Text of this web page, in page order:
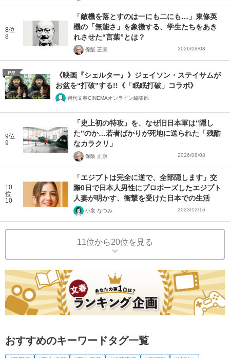
8位
8
「敵機を落とすのは一にも二にも…」東條英
機の「無能さ」を象徴する、学生たちをあき
れさせた“言葉”とは？
保阪 正康 2026/08/08
PR
《映画『シェルター』》ジェイソン・ステイサムが
お盆を“打破”する!!《「眠眠打破」コラボ》
週刊文春CINEMAオンライン編集部
9位
9
「史上初の特攻」を、なぜ旧日本軍は“隠し
た”のか…若者ばかりが死地に送られた「残酷
なカラクリ」
保阪 正康 2026/08/08
10
位
10
「エジプトは完全に逆で、全部隠します」交
際0日で日本人男性にプロポーズしたエジプト
人妻が明かす、衝撃を受けた日本での生活
小泉 なつみ 2023/12/16
11位から20位を見る
おすすめのキーワードタグ一覧